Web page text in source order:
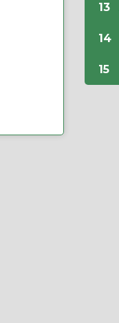
13
14
15